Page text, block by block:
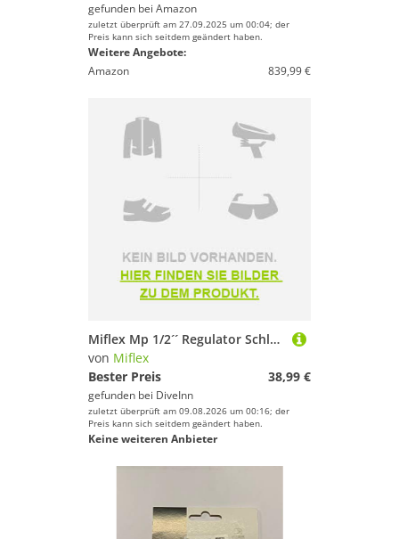
gefunden bei Amazon
zuletzt überprüft am 27.09.2025 um 00:04; der
Preis kann sich seitdem geändert haben.
Weitere Angebote:
Amazon
839,99 €
Miflex Mp 1/2´´ Regulator Schlauch
von Miflex
Bester Preis
38,99 €
gefunden bei DiveInn
zuletzt überprüft am 09.08.2026 um 00:16; der
Preis kann sich seitdem geändert haben.
Keine weiteren Anbieter